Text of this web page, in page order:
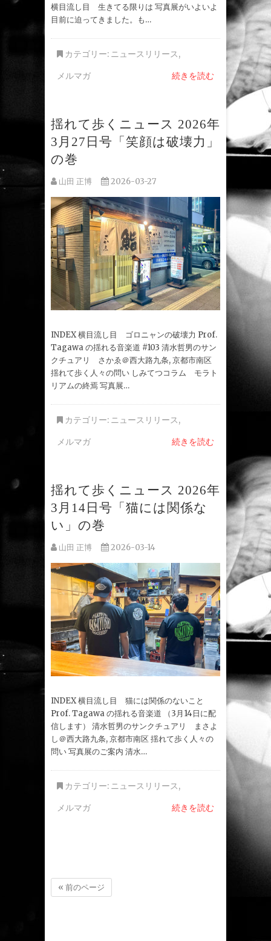
横目流し目 生きてる限りは 写真展がいよいよ
目前に迫ってきました。も…
カテゴリー: ニュースリリース,
メルマガ
続きを読む
揺れて歩くニュース 2026年
3月27日号「笑顔は破壊力」
の巻
山田 正博 2026-03-27
INDEX 横目流し目 ゴロニャンの破壊力 Prof.
Tagawa の揺れる音楽道 #103 清水哲男のサン
クチュアリ さかゑ＠西大路九条, 京都市南区
揺れて歩く人々の問い しみてつコラム モラト
リアムの終焉 写真展…
カテゴリー: ニュースリリース,
メルマガ
続きを読む
揺れて歩くニュース 2026年
3月14日号「猫には関係な
い」の巻
山田 正博 2026-03-14
INDEX 横目流し目 猫には関係のないこと
Prof. Tagawa の揺れる音楽道 （3月14日に配
信します） 清水哲男のサンクチュアリ まさよ
し＠西大路九条, 京都市南区 揺れて歩く人々の
問い 写真展のご案内 清水…
カテゴリー: ニュースリリース,
メルマガ
続きを読む
« 前のページ